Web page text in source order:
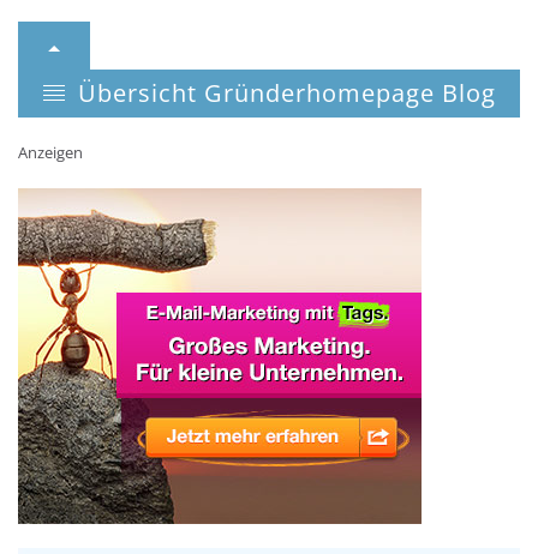
Übersicht Gründerhomepage Blog
Anzeigen